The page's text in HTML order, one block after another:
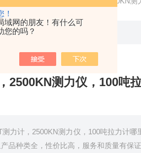
！
域网的朋友！有什么可
您的吗？
2500KN测力仪，100吨
测力计，2500KN测力仪，100吨拉力计
品种类全，性价比高，服务和质量有保证